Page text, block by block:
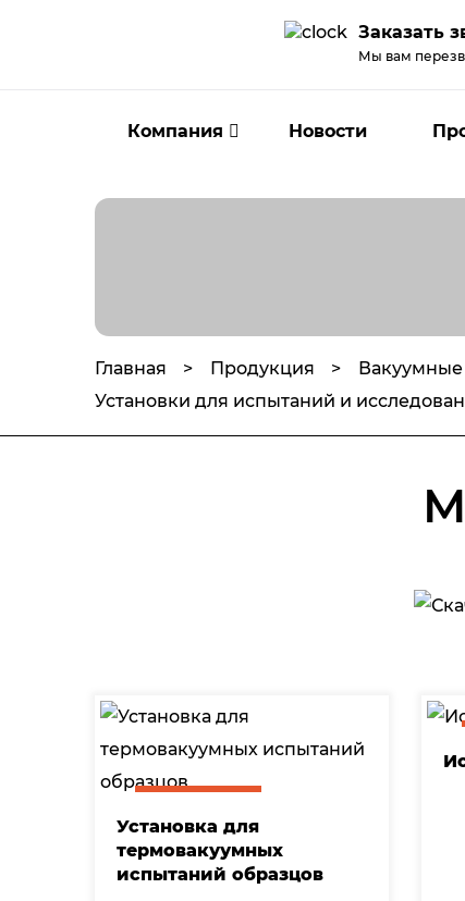
Заказать
Мы вам
Компания Новости
Главная Продукция Вакуумные
Установки для испытаний и
Установка для
термовакуумных
испытаний образцов